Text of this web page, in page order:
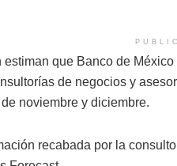
que Banco de
de negocios y
noviembre y diciembre.
recabada por la